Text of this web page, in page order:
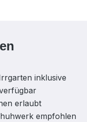
inklusive
erlaubt
empfohlen